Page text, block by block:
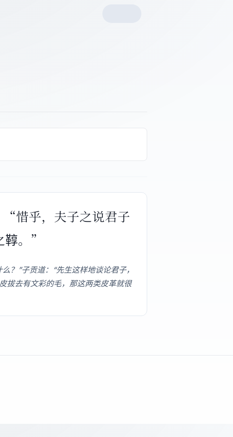
惜乎，夫子之说君子
。”
？”子贡道：“先生这样地谈论君子，
拔去有文彩的毛，那这两类皮革就很